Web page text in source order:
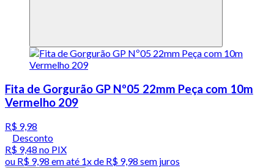
Fita de Gorgurão GP Nº05 22mm Peça com 10m
Vermelho 209
R$ 9,98
Desconto
R$ 9,48 no PIX
ou R$ 9,98 em até 1x de R$ 9,98 sem juros